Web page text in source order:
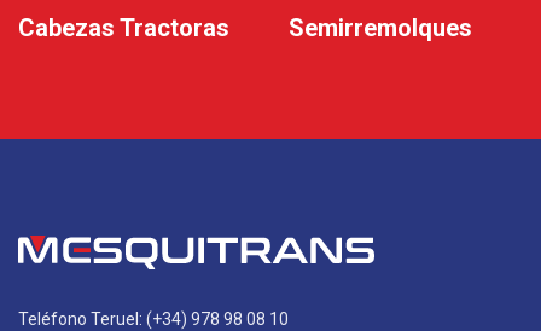
Cabezas Tractoras Semirremolques
Teléfono Teruel: (+34) 978 98 08 10